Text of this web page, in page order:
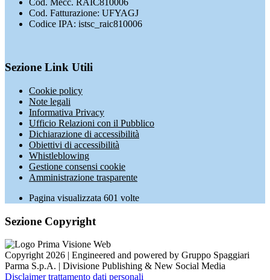
Cod. Fatturazione: UFYAGJ
Codice IPA: istsc_raic810006
Sezione Link Utili
Cookie policy
Note legali
Informativa Privacy
Ufficio Relazioni con il Pubblico
Dichiarazione di accessibilità
Obiettivi di accessibilità
Whistleblowing
Gestione consensi cookie
Amministrazione trasparente
Pagina visualizzata 601 volte
Sezione Copyright
Copyright 2026 | Engineered and powered by Gruppo Spaggiari
Parma S.p.A. | Divisione Publishing & New Social Media
Disclaimer trattamento dati personali